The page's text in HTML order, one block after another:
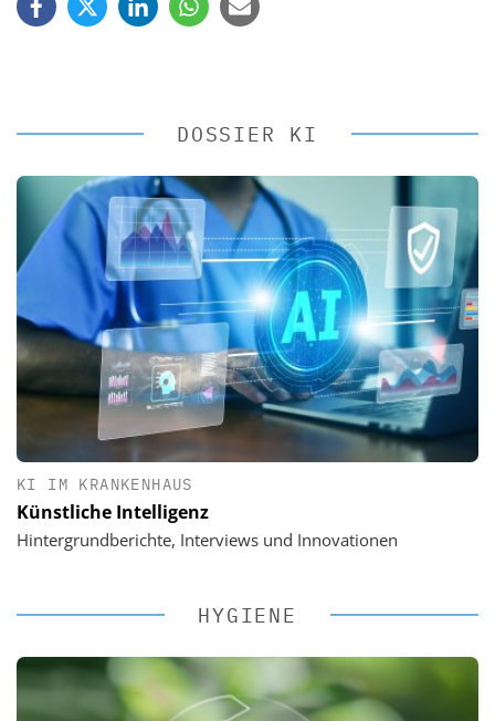
DOSSIER KI
KI IM KRANKENHAUS
Künstliche Intelligenz
Hintergrundberichte, Interviews und Innovationen
HYGIENE